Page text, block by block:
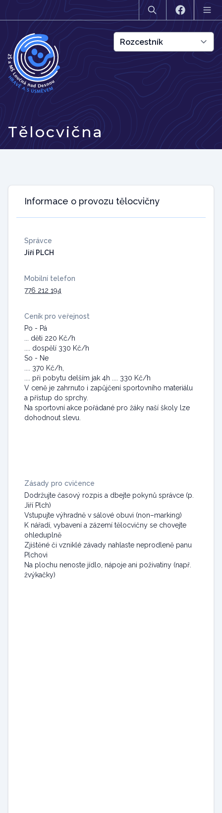
Tělocvična
Informace o provozu tělocvičny
Správce
Jiří PLCH
Mobilní telefon
776 212 194
Ceník pro veřejnost
Po - Pá
... děti 220 Kč/h
.... dospělí 330 Kč/h
So - Ne
.... 370 Kč/h,
.... při pobytu delším jak 4h .... 330 Kč/h
V ceně je zahrnuto i zapůjčení sportovního materiálu
a přístup do sprchy.
Na sportovní akce pořádané pro žáky naší školy lze
dohodnout slevu.
Zásady pro cvičence
Dodržujte časový rozpis a dbejte pokynů správce (p.
Jiří Plch)
Vstupujte výhradně v sálové obuvi (non–marking)
K nářadí, vybavení a zázemí tělocvičny se chovejte
ohleduplně
Zjištěné či vzniklé závady nahlaste neprodleně panu
Plchovi
Na plochu nenoste jídlo, nápoje ani poživatiny (např.
žvýkačky)